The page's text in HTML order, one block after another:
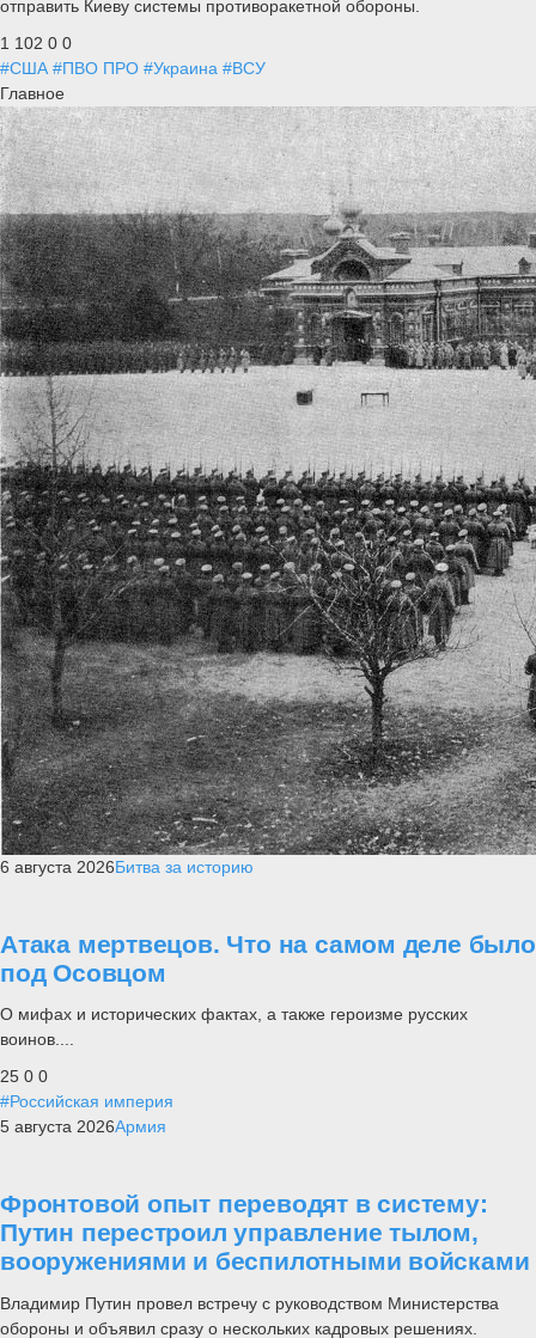
отправить Киеву системы противоракетной обороны.
1 102 0 0
#США #ПВО ПРО #Украина #ВСУ
Главное
6 августа 2026Битва за историю
Атака мертвецов. Что на самом деле было
под Осовцом
О мифах и исторических фактах, а также героизме русских
воинов....
25 0 0
#Российская империя
5 августа 2026Армия
Фронтовой опыт переводят в систему:
Путин перестроил управление тылом,
вооружениями и беспилотными войсками
Владимир Путин провел встречу с руководством Министерства
обороны и объявил сразу о нескольких кадровых решениях.